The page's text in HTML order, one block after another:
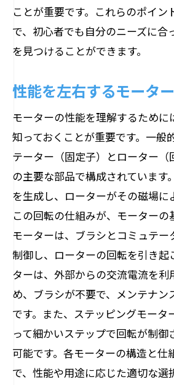
性能を左右する主要な
モーター選びの基本仕
仕様理解の重要性とその
性能に影響する基本仕
モーター選びで考慮すべき
のポイント
設置環境と耐久性に関
耐久性を左右する環境要
モーター設置環境の考慮
環境に適したモーターの
耐久性の高いモーターを
設置環境に応じたモー
ト
用途別にみる最適なモータ
法
用途別に見るモーター
最適なモーターを活用
ことが重要です。これらのポイン
で、初心者でも自分のニーズに合
を見つけることができます。
性能を左右するモータ
モーターの性能を理解するために
知っておくことが重要です。一般
テーター（固定子）とローター（
の主要な部品で構成されています
を生成し、ローターがその磁場に
この回転の仕組みが、モーターの
モーターは、ブラシとコミュテー
制御し、ローターの回転を引き起
ターは、外部からの交流電流を利
め、ブラシが不要で、メンテナン
です。また、ステッピングモータ
って細かいステップで回転が制御
可能です。各モーターの構造と仕
で、性能や用途に応じた適切な選